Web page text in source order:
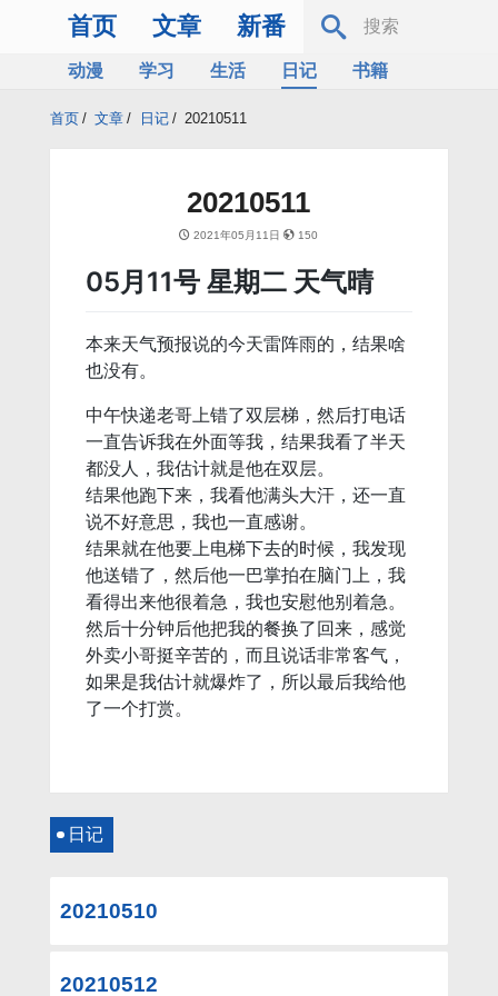
首页 文章 新番
动漫 学习 生活 日记
书籍
首页 / 文章 / 日记 / 20210511
20210511
2021年05月11日 150
05月11号 星期二 天气晴
本来天气预报说的今天雷阵雨的，结果啥
也没有。
中午快递老哥上错了双层梯，然后打电话
一直告诉我在外面等我，结果我看了半天
都没人，我估计就是他在双层。
结果他跑下来，我看他满头大汗，还一直
说不好意思，我也一直感谢。
结果就在他要上电梯下去的时候，我发现
他送错了，然后他一巴掌拍在脑门上，我
看得出来他很着急，我也安慰他别着急。
然后十分钟后他把我的餐换了回来，感觉
外卖小哥挺辛苦的，而且说话非常客气，
如果是我估计就爆炸了，所以最后我给他
了一个打赏。
日记
20210510
20210512